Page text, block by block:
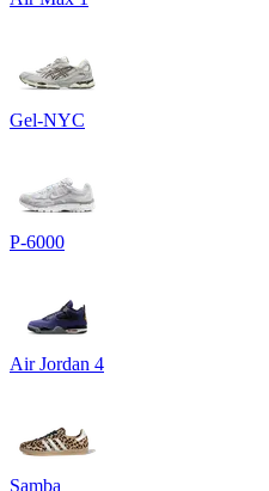
Gel-NYC
P-6000
Air Jordan 4
Samba